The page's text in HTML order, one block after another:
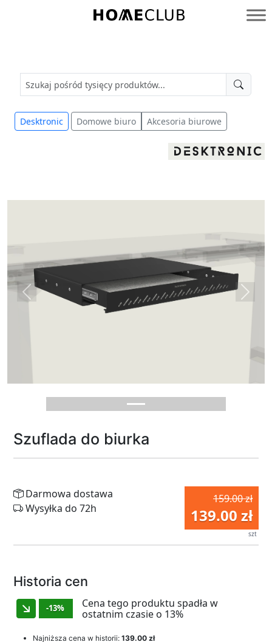
Homeclub
Desktronic Domowe biuro Akcesoria biurowe
Previous Next
Szuflada do biurka
159.00 zł
139.00 zł
szt
Darmowa dostawa
Wysyłka do 72h
Historia cen
-13%
Cena tego produktu spadła w
ostatnim czasie o 13%
Najniższa cena w historii: 139.00 zł